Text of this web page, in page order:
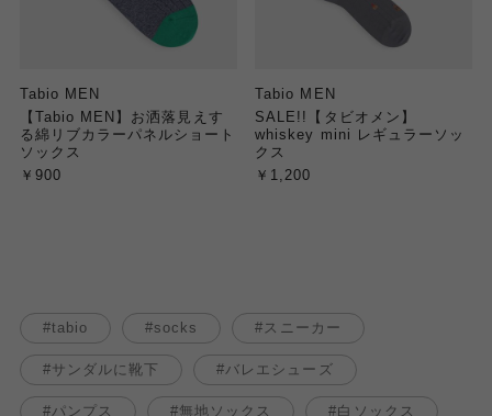
Tabio MEN
【Tabio MEN】お洒落見えす
る綿リブカラーパネルショート
ソックス
￥900
Tabio MEN
SALE!!【タビオメン】
whiskey mini レギュラーソッ
クス
￥1,200
tabio socks スニーカー
サンダルに靴下 バレエシューズ
パンプス 無地ソックス 白ソックス